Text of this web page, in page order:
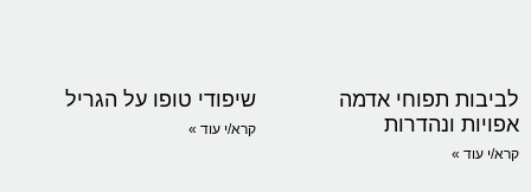
לביבות תפוחי אדמה
אפויות ונהדרות
קרא/י עוד »
שיפודי טופו על הגריל
קרא/י עוד »